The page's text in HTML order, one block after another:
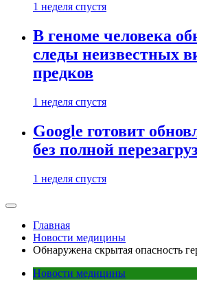
1 неделя спустя
В геноме человека
следы неизвестных
предков
1 неделя спустя
Google готовит
без полной
1 неделя спустя
Главная
Новости медицины
Обнаружена скрытая опасность
Новости медицины